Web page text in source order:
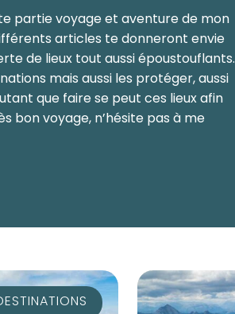
partie voyage et aventure de mon
articles te donneront envie
de lieux tout aussi époustouflants.
mais aussi les protéger, aussi
que faire se peut ces lieux afin
bon voyage, n’hésite pas à me